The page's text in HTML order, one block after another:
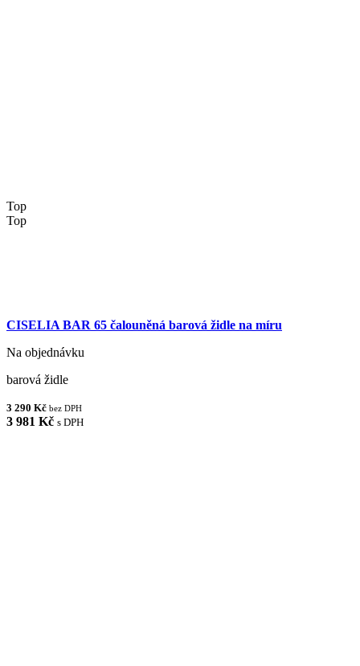
Top
Top
CISELIA BAR 65 čalouněná barová židle na míru
Na objednávku
barová židle
3 290 Kč bez DPH
3 981 Kč s DPH